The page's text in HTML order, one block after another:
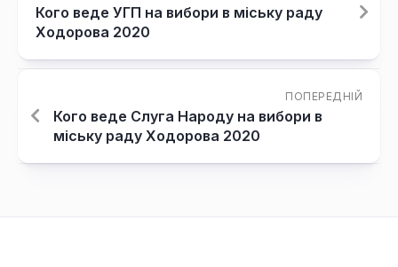
Кого веде УГП на вибори в міську раду
Ходорова 2020
ПОПЕРЕДНІЙ
Кого веде Слуга Народу на вибори в
міську раду Ходорова 2020